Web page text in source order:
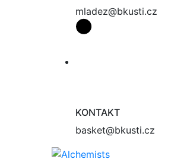
mladez@bkusti.cz
KONTAKT
basket@bkusti.cz